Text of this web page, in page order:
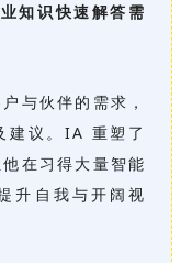
知识快速解答需
与伙伴的需求，
建议。IA 重塑了
在习得大量智能
升自我与开阔视